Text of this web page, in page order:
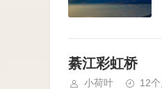
綦江彩虹桥
小荷叶 12